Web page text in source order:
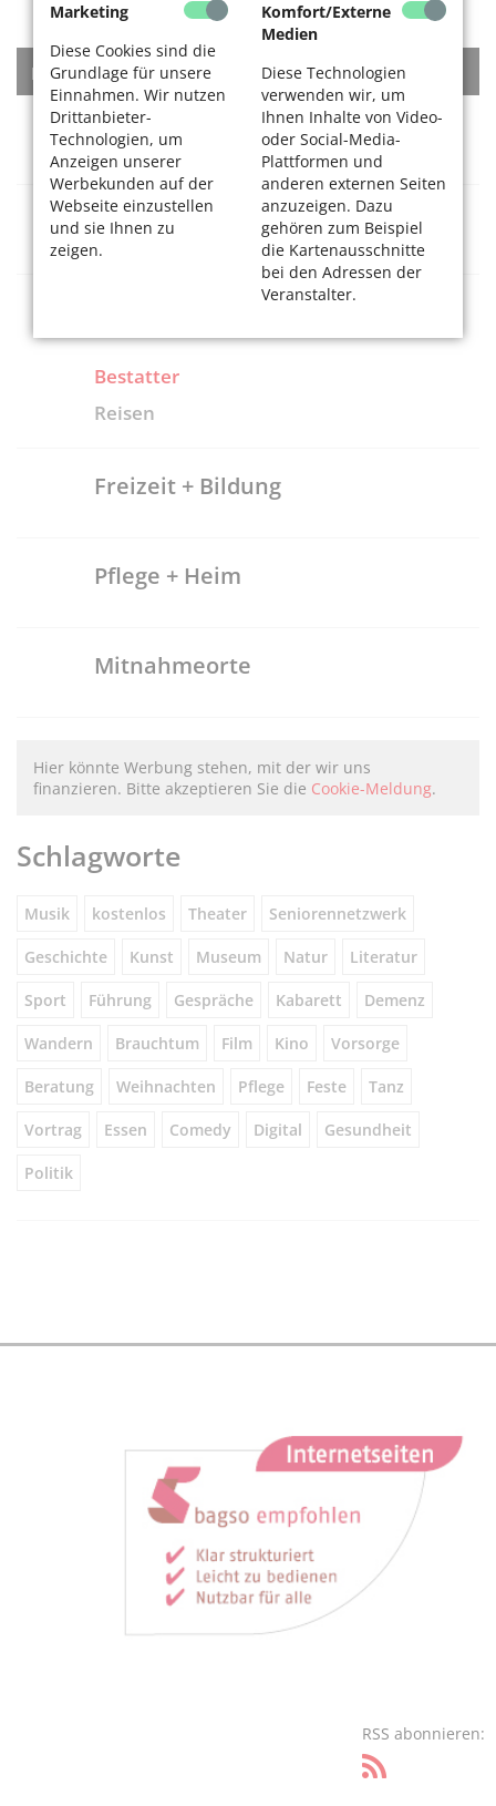
Marketing
Diese Cookies sind die
Grundlage für unsere
Einnahmen. Wir nutzen
Drittanbieter-
Technologien, um
Anzeigen unserer
Werbekunden auf der
Webseite einzustellen
und sie Ihnen zu
zeigen.
Komfort/Externe
Medien
Diese Technologien
verwenden wir, um
Ihnen Inhalte von Video-
oder Social-Media-
Plattformen und
anderen externen Seiten
anzuzeigen. Dazu
gehören zum Beispiel
die Kartenausschnitte
bei den Adressen der
Veranstalter.
KATEGORIEN
Rat + Tat
Gesundheitsversorgung
Bestatter
Reisen
Freizeit + Bildung
Pflege + Heim
Mitnahmeorte
Hier könnte Werbung stehen, mit der wir uns
finanzieren. Bitte akzeptieren Sie die Cookie-Meldung.
Schlagworte
Musik kostenlos Theater Seniorennetzwerk
Geschichte Kunst Museum Natur Literatur
Sport Führung Gespräche Kabarett Demenz
Wandern Brauchtum Film Kino Vorsorge
Beratung Weihnachten Pflege Feste Tanz
Vortrag Essen Comedy Digital Gesundheit
Politik
RSS abonnieren: